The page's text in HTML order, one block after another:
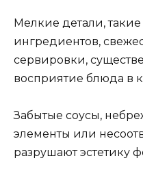
Мелкие детали, такие
ингредиентов,
сервировки,
восприятие блюда в
Забытые соусы,
элементы или
разрушают эстетику